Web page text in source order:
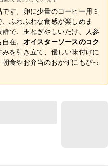
です。卵に少量のコーヒー用ミ
ふわふわな食感が楽しめま
で、玉ねぎやしいたけ、人参
在。 オイスターソースのコク
を引き立て、優しい味付けに
食やお弁当のおかずにもぴっ